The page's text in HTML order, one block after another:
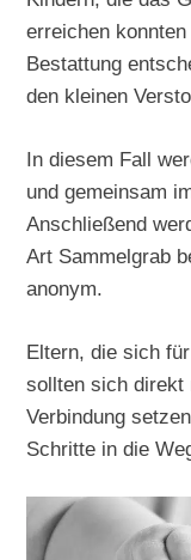
erreichen
Bestattung
den kleinen
In diesem Fall
und gemeinsam
Anschließend
Art Sammelgrab
anonym.
Eltern, die sich
sollten sich direkt
Verbindung
Schritte in die